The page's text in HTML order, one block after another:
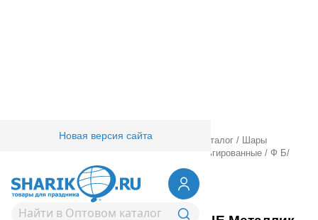
Новая версия сайта
Товары для праздника/ Оптовый каталог /
Шары
Сердца фольгированные / Ф Б/
РИС 18" СЕРДЦЕ Металлик Gold